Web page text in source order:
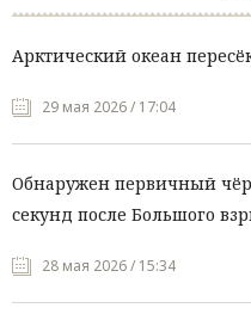
Арктический океан
29 мая 2026 / 17:04
Обнаружен первичный
секунд после Большого
28 мая 2026 / 15:34